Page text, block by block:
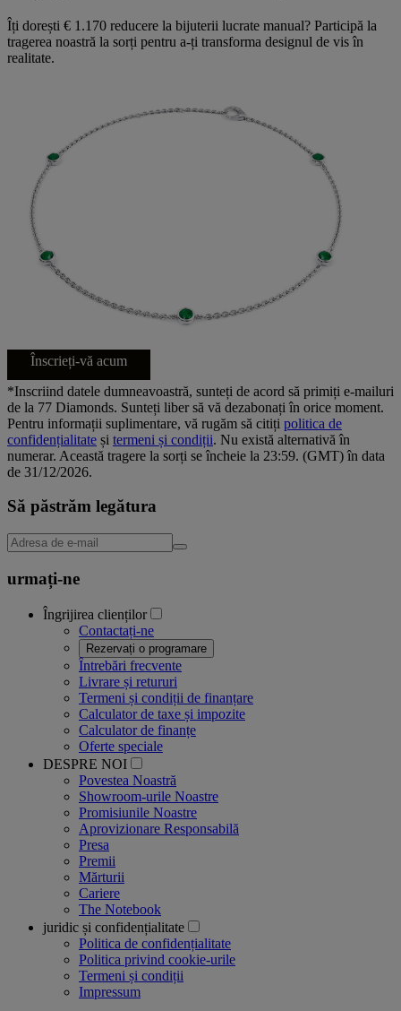
Îți dorești € 1.170 reducere la bijuterii lucrate manual? Participă la
tragerea noastră la sorți pentru a-ți transforma designul de vis în
realitate.
Înscrieți-vă acum
*Inscriind datele dumneavoastră, sunteți de acord să primiți e-mailuri
de la 77 Diamonds. Sunteți liber să vă dezabonați în orice moment.
Pentru informații suplimentare, vă rugăm să citiți politica de
confidențialitate și termeni și condiții. Nu există alternativă în
numerar. Această tragere la sorți se încheie la 23:59. (GMT) în data
de 31/12/2026.
Să păstrăm legătura
urmați-ne
Îngrijirea clienților
Contactați-ne
Rezervați o programare
Întrebări frecvente
Livrare și retururi
Termeni și condiții de finanțare
Calculator de taxe și impozite
Calculator de finanțe
Oferte speciale
DESPRE NOI
Povestea Noastră
Showroom-urile Noastre
Promisiunile Noastre
Aprovizionare Responsabilă
Presa
Premii
Mărturii
Cariere
The Notebook
juridic și confidențialitate
Politica de confidențialitate
Politica privind cookie-urile
Termeni și condiții
Impressum